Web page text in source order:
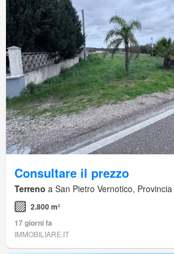
Consultare il prezzo
Terreno a San Pietro Vernotico,
2.800 m²
17 giorni fa
IMMOBILIARE.IT